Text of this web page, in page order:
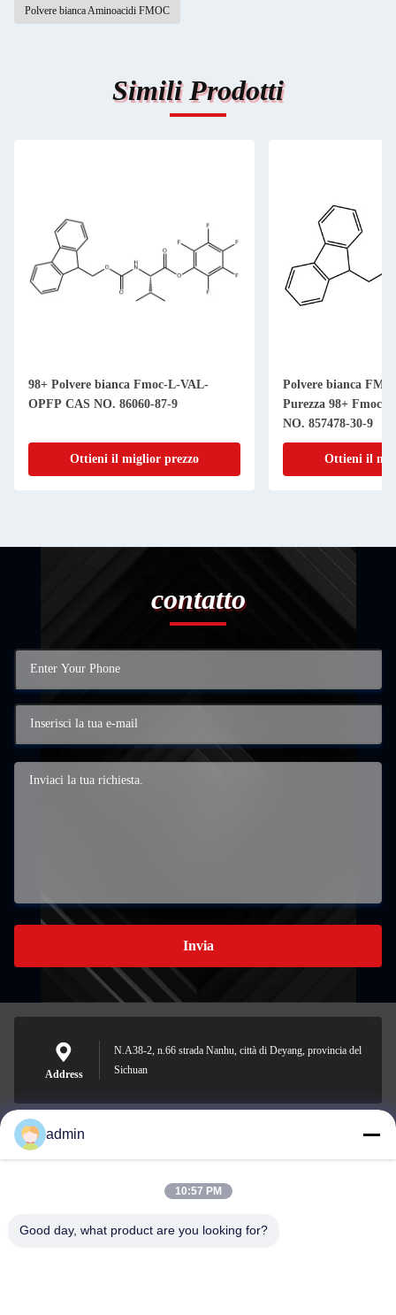
Polvere bianca Aminoacidi FMOC
Simili Prodotti
98+ Polvere bianca Fmoc-L-VAL-
OPFP CAS NO. 86060-87-9
Ottieni il miglior prezzo
Polvere bianca
Purezza 98+ Fmoc-
NO. 857478-30-9
Ottieni il
contatto
Invia
Address
N.A38-2, n.66 strada Nanhu, città di Deyang, provincia del
Sichuan
Nero@enlaibio.com
admin
10:57 PM
Good day, what product are you looking for?